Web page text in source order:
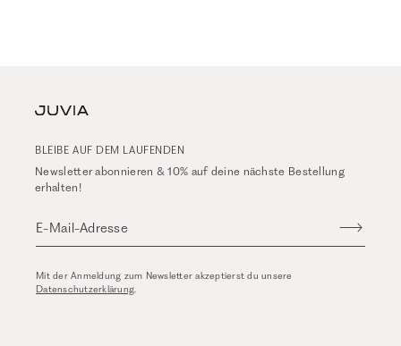
BLEIBE AUF DEM LAUFENDEN
Newsletter abonnieren & 10% auf deine nächste Bestellung
erhalten!
E-Mail-Adresse
Mit der Anmeldung zum Newsletter akzeptierst du unsere
Datenschutzerklärung.